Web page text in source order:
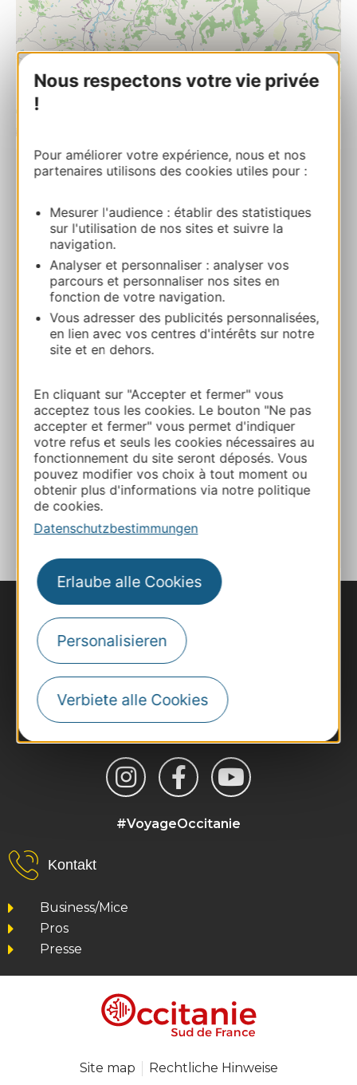
Nous respectons votre vie privée
!
Pour améliorer votre expérience, nous et nos
partenaires utilisons des cookies utiles pour :
Mesurer l'audience : établir des statistiques
sur l'utilisation de nos sites et suivre la
navigation.
Analyser et personnaliser : analyser vos
parcours et personnaliser nos sites en
fonction de votre navigation.
Vous adresser des publicités personnalisées,
en lien avec vos centres d'intérêts sur notre
site et en dehors.
En cliquant sur "Accepter et fermer" vous
acceptez tous les cookies. Le bouton "Ne pas
accepter et fermer" vous permet d'indiquer
votre refus et seuls les cookies nécessaires au
fonctionnement du site seront déposés. Vous
pouvez modifier vos choix à tout moment ou
obtenir plus d'informations via notre politique
de cookies.
Datenschutzbestimmungen
Erlaube alle Cookies
Personalisieren
Verbiete alle Cookies
AUVILLAR
Route & Zugang
05 81 78 60 39
Webseite
Webseite
ZU MEINEN FAVORITEN
#VoyageOccitanie
Kontakt
Business/Mice
Pros
Presse
Site map Rechtliche Hinweise